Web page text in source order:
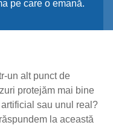
pe care o emană.
un alt punct de
protejăm mai bine
sau unul real?
la această